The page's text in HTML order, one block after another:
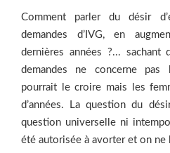
Comment parler du désir
demandes d’IVG, en
dernières années ?... sachant
demandes ne concerne
pourrait le croire mais les
d’années. La question du
question universelle ni
été autorisée à avorter et on